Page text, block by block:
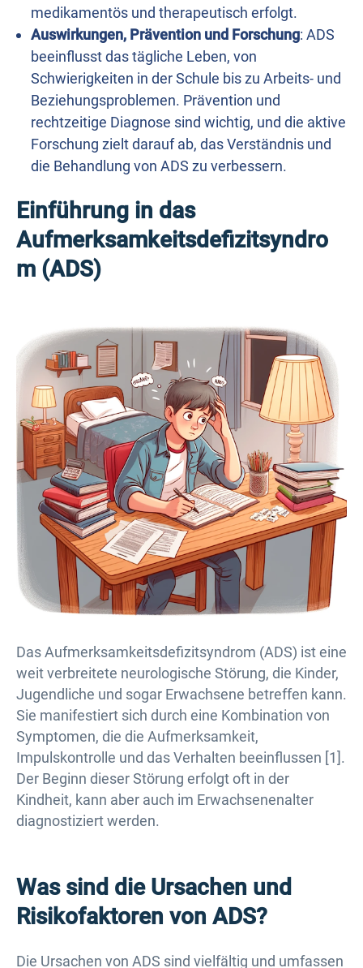
medikamentös und therapeutisch erfolgt.
Auswirkungen, Prävention und Forschung: ADS
beeinflusst das tägliche Leben, von
Schwierigkeiten in der Schule bis zu Arbeits- und
Beziehungsproblemen. Prävention und
rechtzeitige Diagnose sind wichtig, und die aktive
Forschung zielt darauf ab, das Verständnis und
die Behandlung von ADS zu verbessern.
Einführung in das
Aufmerksamkeitsdefizitsyndro
m (ADS)
Das Aufmerksamkeitsdefizitsyndrom (ADS) ist eine
weit verbreitete neurologische Störung, die Kinder,
Jugendliche und sogar Erwachsene betreffen kann.
Sie manifestiert sich durch eine Kombination von
Symptomen, die die Aufmerksamkeit,
Impulskontrolle und das Verhalten beeinflussen [1].
Der Beginn dieser Störung erfolgt oft in der
Kindheit, kann aber auch im Erwachsenenalter
diagnostiziert werden.
Was sind die Ursachen und
Risikofaktoren von ADS?
Die Ursachen von ADS sind vielfältig und umfassen